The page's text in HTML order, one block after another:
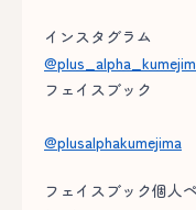
インスタグラム
フェイスブック
@plusalphakumejima
フェイスブック個人